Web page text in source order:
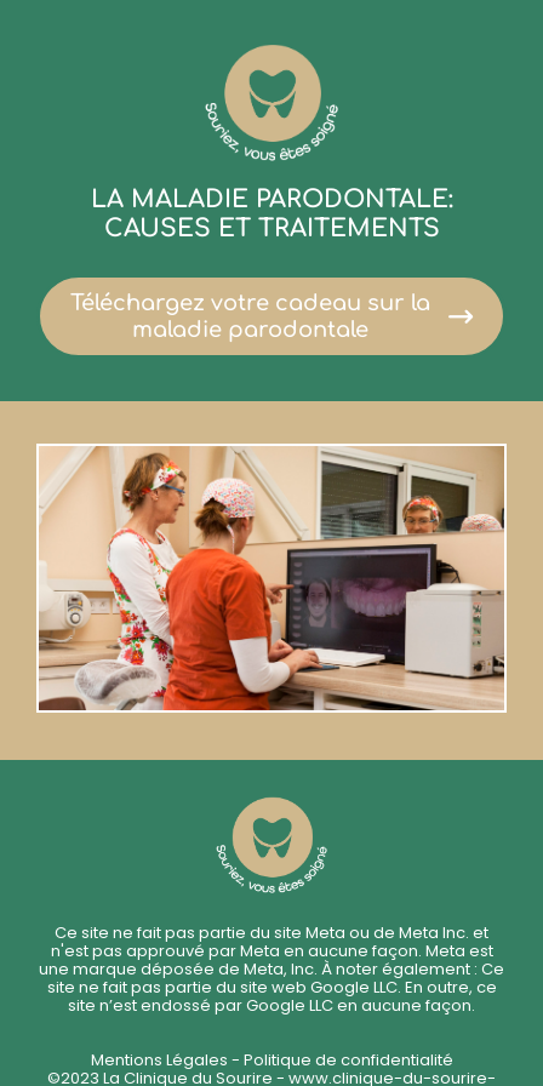
LA MALADIE PARODONTALE:
CAUSES ET TRAITEMENTS
Téléchargez votre cadeau sur la
maladie parodontale
Ce site ne fait pas partie du site Meta ou de Meta Inc. et
n'est pas approuvé par Meta en aucune façon. Meta est
une marque déposée de Meta, Inc. À noter également : Ce
site ne fait pas partie du site web Google LLC. En outre, ce
site n’est endossé par Google LLC en aucune façon.
Mentions Légales - Politique de confidentialité
©2023 La Clinique du Sourire - www.clinique-du-sourire-